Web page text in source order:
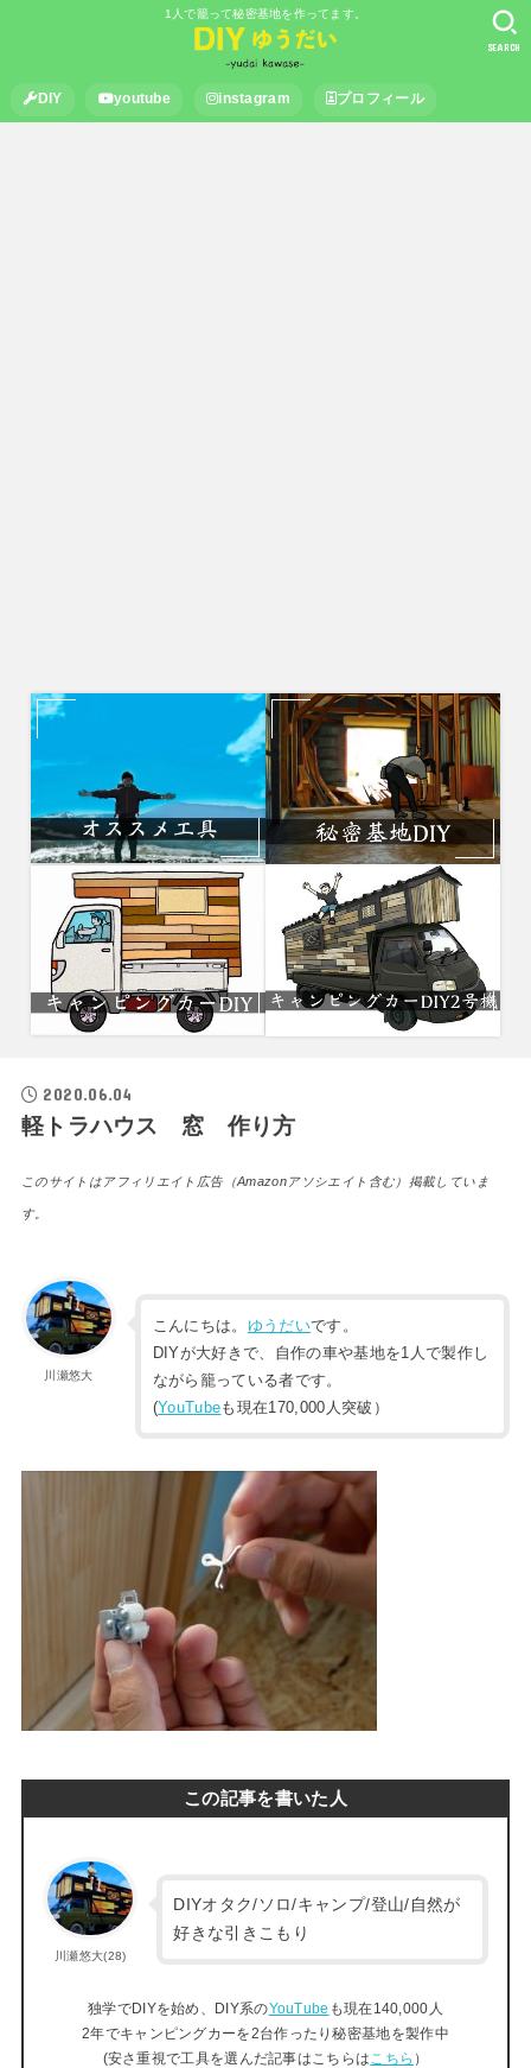
1人で籠って秘密基地を作ってます。
DIY youtube instagram プロフィール
SEARCH
2020.06.04
軽トラハウス 窓 作り方
このサイトはアフィリエイト広告（Amazonアソシエイト含む）掲載していま
す。
川瀬悠大
こんにちは。 ゆうだいです。
DIYが大好きで、自作の車や基地を1人で製作し
ながら籠っている者です。
(YouTubeも現在170,000人突破）
この記事を書いた人
川瀬悠大(28)
DIYオタク/ソロ/キャンプ/登山/自然が
好きな引きこもり
独学でDIYを始め、DIY系のYouTube も現在140,000人
2年でキャンピングカーを2台作ったり秘密基地を製作中
(安さ重視で工具を選んだ記事はこちらは こちら ）